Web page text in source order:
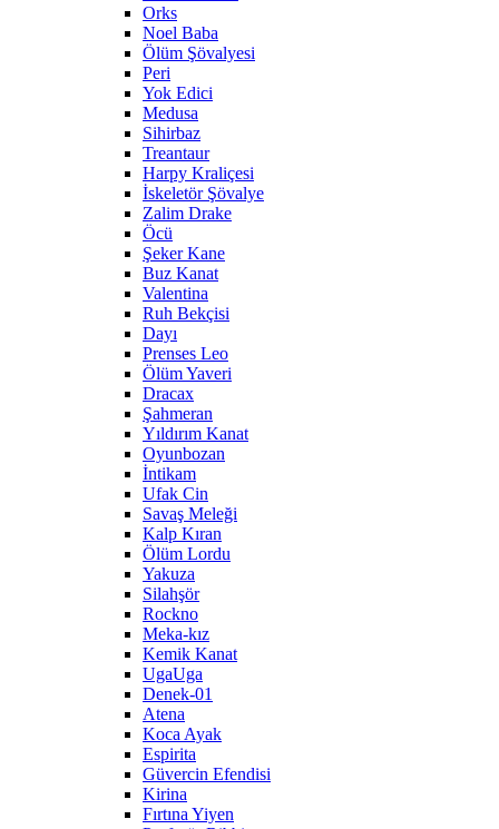
Orks
Noel Baba
Ölüm Şövalyesi
Peri
Yok Edici
Medusa
Sihirbaz
Treantaur
Harpy Kraliçesi
İskeletör Şövalye
Zalim Drake
Öcü
Şeker Kane
Buz Kanat
Valentina
Ruh Bekçisi
Dayı
Prenses Leo
Ölüm Yaveri
Dracax
Şahmeran
Yıldırım Kanat
Oyunbozan
İntikam
Ufak Cin
Savaş Meleği
Kalp Kıran
Ölüm Lordu
Yakuza
Silahşör
Rockno
Meka-kız
Kemik Kanat
UgaUga
Denek-01
Atena
Koca Ayak
Espirita
Güvercin Efendisi
Kirina
Fırtına Yiyen